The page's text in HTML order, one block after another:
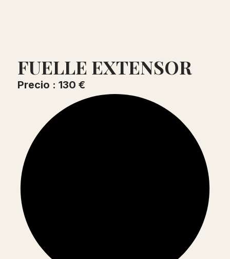
FUELLE EXTENSOR
Precio : 130 €